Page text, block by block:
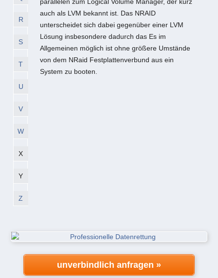
R
S
T
U
V
W
X
Y
Z
auch als LVM bekannt ist. Das NRAID
unterscheidet sich dabei gegenüber einer LVM
Lösung insbesondere dadurch das Es im
Allgemeinen möglich ist ohne größere Umstände
von dem NRaid Festplattenverbund aus ein
System zu booten.
unverbindlich anfragen »